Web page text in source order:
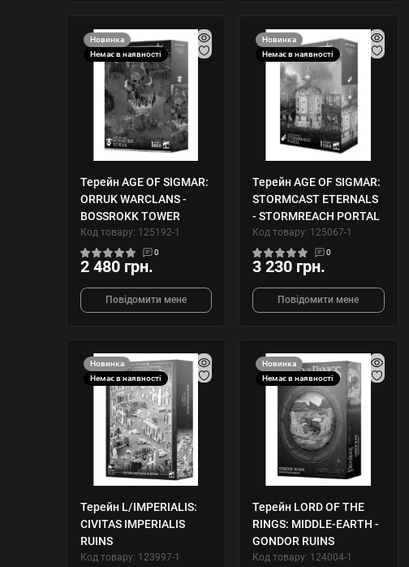
Новинка
Немає в наявності
Терейн AGE OF SIGMAR:
ORRUK WARCLANS -
BOSSROKK TOWER
Код товару: 125192-1
0
2 480 грн.
Повідомити мене
Новинка
Немає в наявності
Терейн AGE OF SIGMAR:
STORMCAST ETERNALS
- STORMREACH PORTAL
Код товару: 125067-1
0
3 230 грн.
Повідомити мене
Новинка
Немає в наявності
Терейн L/IMPERIALIS:
CIVITAS IMPERIALIS
RUINS
Код товару: 123997-1
Новинка
Немає в наявності
Терейн LORD OF THE
RINGS: MIDDLE-EARTH -
GONDOR RUINS
Код товару: 124004-1